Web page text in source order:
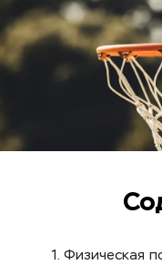
1. Физическая